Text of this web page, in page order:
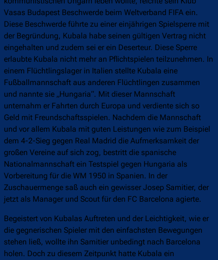
Vasas Budapest Beschwerde beim Weltverband FIFA ein.
Diese Beschwerde führte zu einer einjährigen Spielsperre mit
der Begründung, Kubala habe seinen gültigen Vertrag nicht
eingehalten und zudem sei er ein Deserteur. Diese Sperre
erlaubte Kubala nicht mehr an Pflichtspielen teilzunehmen. In
einem Flüchtlingslager in Italien stellte Kubala eine
Fußballmannschaft aus anderen Flüchtlingen zusammen
und nannte sie „Hungaria“. Mit dieser Mannschaft
unternahm er Fahrten durch Europa und verdiente sich so
Geld mit Freundschaftsspielen. Nachdem die Mannschaft
und vor allem Kubala mit guten Leistungen wie zum Beispiel
dem 4-2-Sieg gegen Real Madrid die Aufmerksamkeit der
großen Vereine auf sich zog, bestritt die spanische
Nationalmannschaft ein Testspiel gegen Hungaria als
Vorbereitung für die WM 1950 in Spanien. In der
Zuschauermenge saß auch ein gewisser Josep Samitier, der
jetzt als Manager und Scout für den FC Barcelona agierte.
Begeistert von Kubalas Auftreten und der Leichtigkeit, wie er
die gegnerischen Spieler mit den einfachsten Bewegungen
stehen ließ, wollte ihn Samitier unbedingt nach Barcelona
holen. Doch zu diesem Zeitpunkt hatte Kubala ein